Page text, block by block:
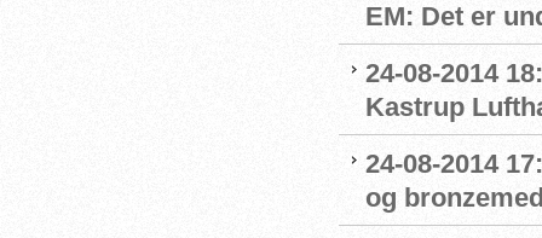
EM: Det er
24-08-2014
Kastrup
24-08-2014
og